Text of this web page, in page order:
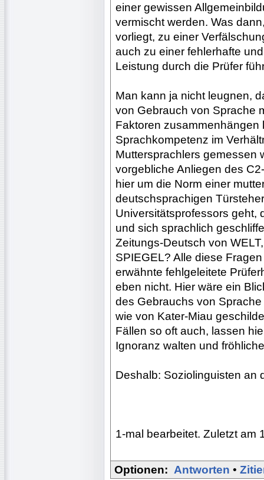
einer gewissen
vermischt werden. Was
vorliegt, zu einer
auch zu einer fehlerhafte
Leistung durch die Prüfer
Man kann ja nicht leugnen,
von Gebrauch von Sprache
Faktoren
Sprachkompetenz im
Muttersprachlers gemessen
vorgebliche Anliegen des
hier um die Norm einer
deutschsprachigen
Universitätsprofessors geht,
und sich sprachlich
Zeitungs-Deutsch von
SPIEGEL? Alle diese
erwähnte fehlgeleitete
eben nicht. Hier wäre ein
des Gebrauchs von
wie von Kater-Miau
Fällen so oft auch, lassen
Ignoranz walten und
Deshalb: Soziolinguisten an
1-mal bearbeitet. Zuletzt am
Optionen: Antworten •